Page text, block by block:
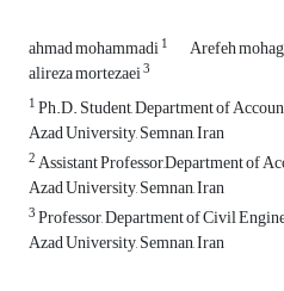
ahmad mohammadi1 Arefeh
alireza mortezaei3
1Ph.D. Student, Department of
Azad University, Semnan, Iran
2Assistant Professor,Department of
Azad University, Semnan, Iran
3Professor, Department of Civil
Azad University, Semnan, Iran